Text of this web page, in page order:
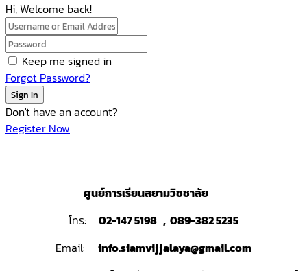
Hi, Welcome back!
Keep me signed in
Forgot Password?
Sign In
Don't have an account?
Register Now
ศูนย์การเรียนสยามวิชชาลัย
โทร:
02-147 5198 , 089-382 5235
Email:
info.siamvijjalaya@gmail.com